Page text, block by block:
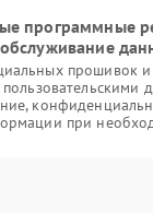
программные
прошивок и
при